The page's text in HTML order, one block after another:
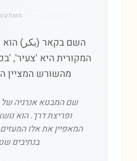
השם בקאר (بكر)
המקורית היא 'צעיר',
מהשורש המציין
שם המבטא אנרגיה של
ופריצת דרך. הוא
המאפיין את אלו המעזים
בנתיבים